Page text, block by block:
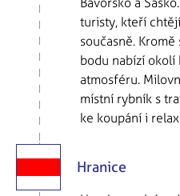
turisty, kteří
současně.
bodu nabízí
atmosféru.
místní rybník s
ke koupání i
Hranice